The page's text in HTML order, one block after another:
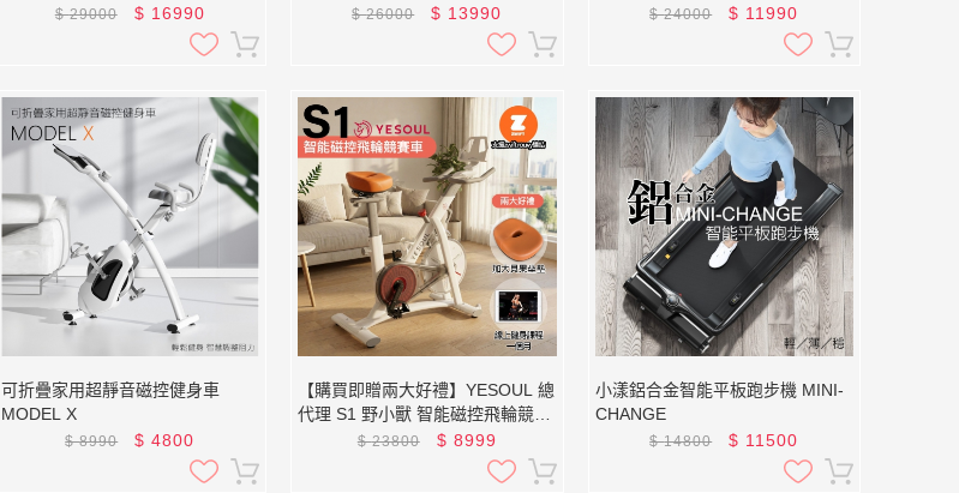
箱/旅行箱
$29000 $ 16990
行李箱/旅行箱
$26000 $ 13990
行李箱/旅行箱
$24000 $ 11990
可折疊家用超靜音磁控健身車
MODEL X
$8990 $4800
【購買即贈兩大好禮】YESOUL 總
代理 S1 野小獸 智能磁控飛輪競賽
車 (贈超大座墊及一個月課程)
$23800 $ 8999
小漾鋁合金智能平板跑步機 MINI-
CHANGE
$14800 $ 11500